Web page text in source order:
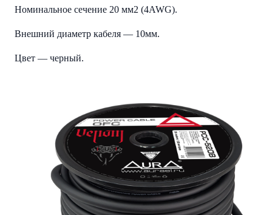
Номинальное сечение 20 мм2 (4AWG).
Внешний диаметр кабеля — 10мм.
Цвет — черный.
Катушка: 25 метров.
Цена за 1 метр.
Читать полностью
Характеристики